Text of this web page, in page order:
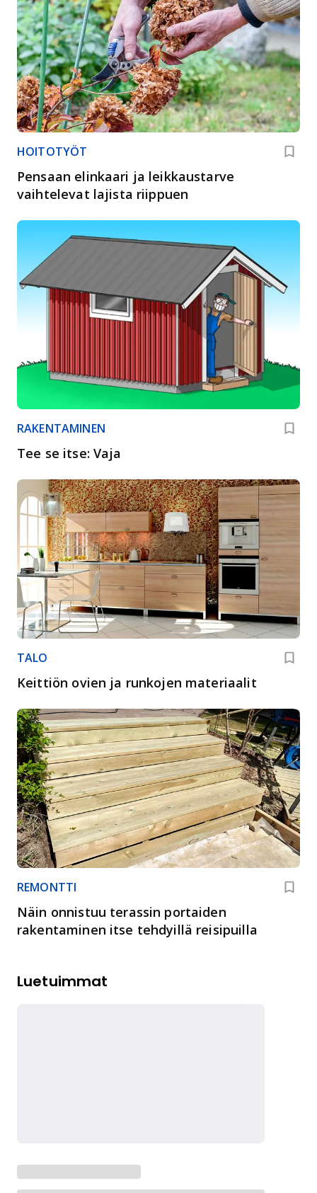
HOITOTYÖT
Pensaan elinkaari ja leikkaustarve
vaihtelevat lajista riippuen
RAKENTAMINEN
Tee se itse: Vaja
TALO
Keittiön ovien ja runkojen materiaalit
REMONTTI
Näin onnistuu terassin portaiden
rakentaminen itse tehdyillä reisipuilla
Luetuimmat